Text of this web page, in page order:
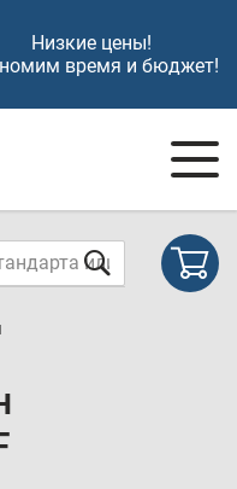
Низкие цены!
время и бюджет!